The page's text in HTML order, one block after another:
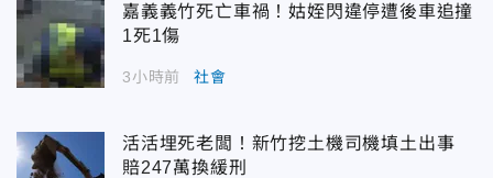
嘉義義竹死亡車禍！姑姪閃違停遭後車追撞
1死1傷
3小時前 社會
活活埋死老闆！新竹挖土機司機填土出事
賠247萬換緩刑